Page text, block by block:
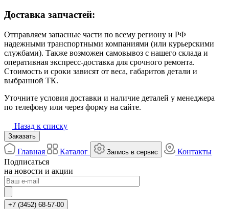
Доставка запчастей:
Отправляем запасные части по всему региону и РФ
надежными транспортными компаниями (или курьерскими
службами). Также возможен самовывоз с нашего склада и
оперативная экспресс-доставка для срочного ремонта.
Стоимость и сроки зависят от веса, габаритов детали и
выбранной ТК.
Уточните условия доставки и наличие деталей у менеджера
по телефону или через форму на сайте.
Назад к списку
Заказать
Главная Каталог Запись в сервис
Контакты
Подписаться
на новости и акции
+7 (3452) 68-57-00